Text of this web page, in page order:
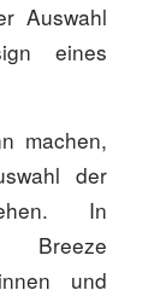
Auswahl
eines
machen,
der
In
Breeze
und